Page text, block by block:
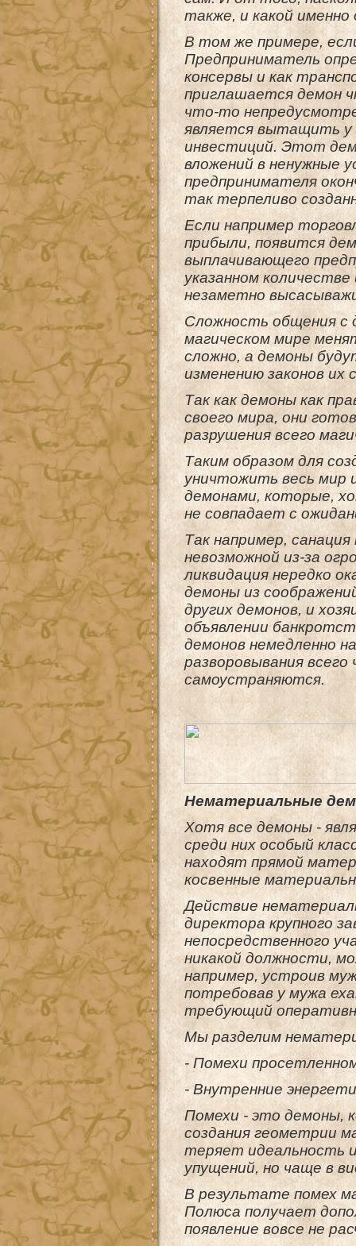
также, и какой
В том же примере,
Предприниматель
консервы и как
приглашается демон
что-то
является вытащить у
инвестиций. Этот
вложений в ненужные
предпринимателя
так терпеливо
Если например
прибыли, появится
выплачивающего
указанном
незаметно
Сложность общения с
магическом мире
сложно, а демоны
изменению законов их
Так как демоны как
своего мира, они
разрушения всего
Таким образом для
уничтожить весь мир
демонами, которые,
не совпадает с
Так например,
невозможной из-за
ликвидация нередко
демоны из
других демонов, и
объявлении
демонов немедленно
разворовывания
самоустраняются.
Нематериальные
Хотя все демоны -
среди них особый
находят прямой
косвенные
Действие
директора крупного
непосредственного
никакой должности,
например, устроив
потребовав у мужа
требующий
Мы разделим
- Помехи
- Внутренние
Помехи - это демоны,
создания геометрии
теряет идеальность
упущений, но чаще в
В результате помех
Полюса получает
появление вовсе не